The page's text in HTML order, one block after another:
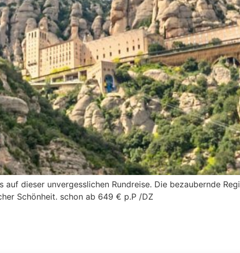
auf dieser unvergesslichen Rundreise. Die bezaubernde
Schönheit. schon ab 649 € p.P /DZ